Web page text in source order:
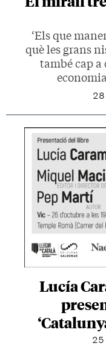
‘Els que
què les grans
també cap
28
Lucía
25